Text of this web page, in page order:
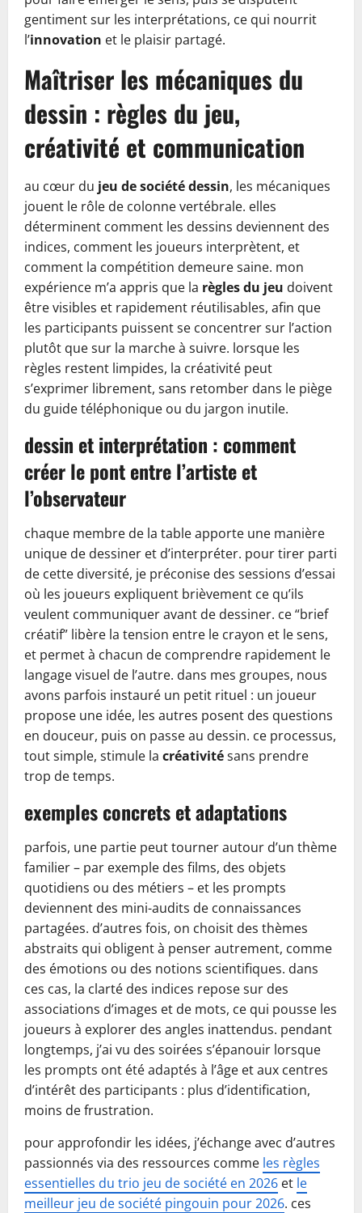
gentiment sur les interprétations, ce qui nourrit
l’innovation et le plaisir partagé.
Maîtriser les mécaniques du
dessin : règles du jeu,
créativité et communication
au cœur du jeu de société dessin, les mécaniques
jouent le rôle de colonne vertébrale. elles
déterminent comment les dessins deviennent des
indices, comment les joueurs interprètent, et
comment la compétition demeure saine. mon
expérience m’a appris que la règles du jeu doivent
être visibles et rapidement réutilisables, afin que
les participants puissent se concentrer sur l’action
plutôt que sur la marche à suivre. lorsque les
règles restent limpides, la créativité peut
s’exprimer librement, sans retomber dans le piège
du guide téléphonique ou du jargon inutile.
dessin et interprétation : comment
créer le pont entre l’artiste et
l’observateur
chaque membre de la table apporte une manière
unique de dessiner et d’interpréter. pour tirer parti
de cette diversité, je préconise des sessions d’essai
où les joueurs expliquent brièvement ce qu’ils
veulent communiquer avant de dessiner. ce “brief
créatif” libère la tension entre le crayon et le sens,
et permet à chacun de comprendre rapidement le
langage visuel de l’autre. dans mes groupes, nous
avons parfois instauré un petit rituel : un joueur
propose une idée, les autres posent des questions
en douceur, puis on passe au dessin. ce processus,
tout simple, stimule la créativitésans prendre
trop de temps.
exemples concrets et adaptations
parfois, une partie peut tourner autour d’un thème
familier – par exemple des films, des objets
quotidiens ou des métiers – et les prompts
deviennent des mini-audits de connaissances
partagées. d’autres fois, on choisit des thèmes
abstraits qui obligent à penser autrement, comme
des émotions ou des notions scientifiques. dans
ces cas, la clarté des indices repose sur des
associations d’images et de mots, ce qui pousse les
joueurs à explorer des angles inattendus. pendant
longtemps, j’ai vu des soirées s’épanouir lorsque
les prompts ont été adaptés à l’âge et aux centres
d’intérêt des participants : plus d’identification,
moins de frustration.
pour approfondir les idées, j’échange avec d’autres
passionnés via des ressources comme les règles
essentielles du trio jeu de société en 2026 et le
meilleur jeu de société pingouin pour 2026. ces